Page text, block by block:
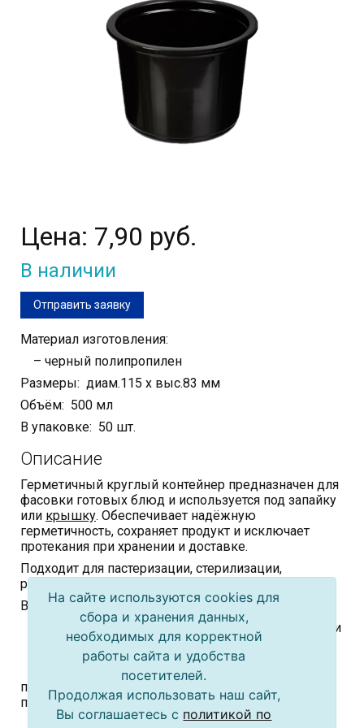
Цена: 7,90 руб.
В наличии
Отправить заявку
Материал изготовления:
– черный полипропилен
Размеры: диам.115 х выс.83 мм
Объём: 500 мл
В упаковке: 50 шт.
Описание
Герметичный круглый контейнер предназначен для
фасовки готовых блюд и используется под запайку
или крышку. Обеспечивает надёжную
герметичность, сохраняет продукт и исключает
протекания при хранении и доставке.
Подходит для пастеризации, стерилизации,
разогрева в СВЧ-печи.
Внимание:
- непригоден для хранения алкогольной продукции
- не рекомендуется использовать повторно
- не рекомендуется использовать для продуктов с
повышенной кислотностью (лимон, вишня,
помидоры, блюда с уксусной заправкой и т.д.)
На сайте используются cookies для
сбора и хранения данных,
необходимых для корректной
работы сайта и удобства
посетителей.
Продолжая использовать наш сайт,
Вы соглашаетесь с политикой по